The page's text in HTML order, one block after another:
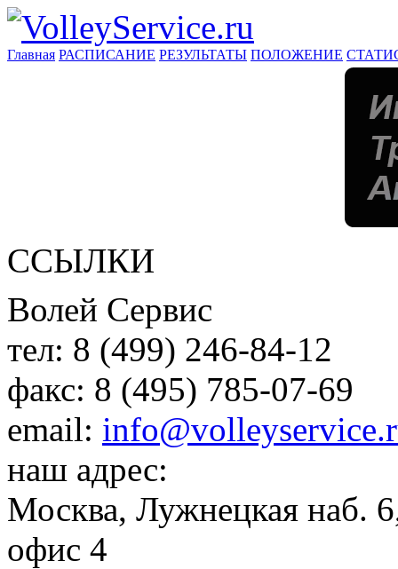
Главная РАСПИСАНИЕ РЕЗУЛЬТАТЫ ПОЛОЖЕНИЕ
ССЫЛКИ
Волей Сервис
тел: 8 (499) 246-84-12
факс: 8 (495) 785-07-69
email:
наш адрес:
Москва, Лужнецкая наб.
офис 4